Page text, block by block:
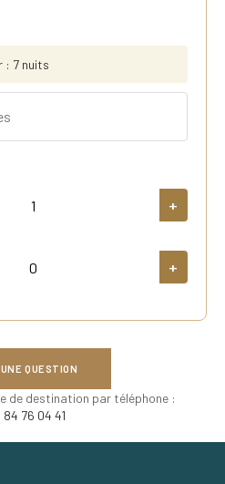
: 7 nuits
+
+
QUESTION
de destination par téléphone :
84 76 04 41